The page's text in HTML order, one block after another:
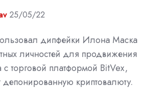
25/05/22
дипфейки Илона Маска
личностей для продвижения
торговой платформой BitVex,
депонированную криптовалюту.